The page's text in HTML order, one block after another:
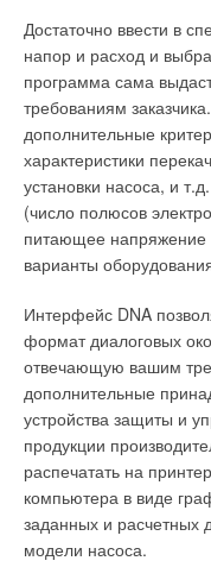
Достаточно ввести в
напор и расход и
программа сама
требованиям
дополнительные
характеристики
установки насоса, и
(число полюсов
питающее напряжение
варианты
Интерфейс DNA
формат диалоговых
отвечающую вашим
дополнительные
устройства защиты и
продукции
распечатать на
компьютера в виде
заданных и расчетных
модели насоса.
Установка
одно из наиболее
решений, поскольку
объектов и
энергии, сколько
условий. При
расходы значительно
При этом
вентиляции, но и
увлажнения,
службы фильтров.
не просто высокие
плюс— эффективное
эксплуатацию,
вентиляцию
чтобы полностью
избежать повторного
соответственно,
фирмыKERMI,
распространение
производства
радиаторы
малоэтажном
индивидуального
этажности. Интерес к
определяется прежде
решений и
маркамиARBONIA,
Кимрского завода
трубчатых приборов
металла не
оснований для
застройке. Стальные
антикоррозионным
требовательны, чем
Алюминиевые